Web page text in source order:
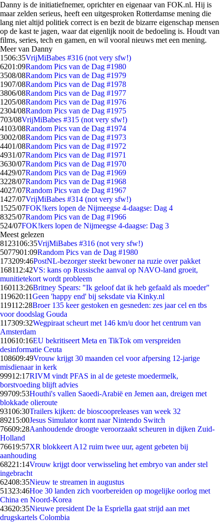
Danny is de initiatiefnemer, oprichter en eigenaar van FOK.nl. Hij is
maar zelden serieus, heeft een uitgesproken Rotterdamse mening die
lang niet altijd politiek correct is en bezit de bizarre eigenschap mensen
op de kast te jagen, waar dat eigenlijk nooit de bedoeling is. Houdt van
films, series, tech en gamen, en wil vooral nieuws met een mening.
Meer van Danny
1506:35VrijMiBabes #316 (not very sfw!)
6201:09Random Pics van de Dag #1980
3508/08Random Pics van de Dag #1979
1907/08Random Pics van de Dag #1978
3806/08Random Pics van de Dag #1977
1205/08Random Pics van de Dag #1976
2304/08Random Pics van de Dag #1975
703/08VrijMiBabes #315 (not very sfw!)
4103/08Random Pics van de Dag #1974
3002/08Random Pics van de Dag #1973
4401/08Random Pics van de Dag #1972
4931/07Random Pics van de Dag #1971
3630/07Random Pics van de Dag #1970
4429/07Random Pics van de Dag #1969
3228/07Random Pics van de Dag #1968
4027/07Random Pics van de Dag #1967
1427/07VrijMiBabes #314 (not very sfw!)
1525/07FOK!kers lopen de Nijmeegse 4-daagse: Dag 4
8325/07Random Pics van de Dag #1966
524/07FOK!kers lopen de Nijmeegse 4-daagse: Dag 3
Meest gelezen
8123106:35VrijMiBabes #316 (not very sfw!)
5077901:09Random Pics van de Dag #1980
173209:46PostNL-bezorger steekt bewoner na ruzie over pakket
168112:42VS: kans op Russische aanval op NAVO-land groeit,
munitietekort wordt probleem
160113:26Britney Spears: "Ik geloof dat ik heb gefaald als moeder"
119620:11Geen 'happy end' bij seksdate via Kinky.nl
119112:28Broer 135 keer gestoken en gesneden: zes jaar cel en tbs
voor doodslag Gouda
117309:32Wegpiraat scheurt met 146 km/u door het centrum van
Amsterdam
110610:16EU bekritiseert Meta en TikTok om verspreiden
desinformatie Ceuta
108609:49Vrouw krijgt 30 maanden cel voor afpersing 12-jarige
misdienaar in kerk
99912:17RIVM vindt PFAS in al de geteste moedermelk,
borstvoeding blijft advies
99709:53Houthi's vallen Saoedi-Arabië en Jemen aan, dreigen met
blokkade olieroute
93106:30Trailers kijken: de bioscoopreleases van week 32
89215:00Jesus Simulator komt naar Nintendo Switch
76609:28Aanhoudende droogte veroorzaakt scheuren in dijken Zuid-
Holland
76619:57XR blokkeert A12 ruim twee uur, agent gebeten bij
aanhouding
68221:14Vrouw krijgt door verwisseling het embryo van ander stel
ingebracht
62408:35Nieuw te streamen in augustus
51323:46Hoe 30 landen zich voorbereiden op mogelijke oorlog met
China en Noord-Korea
43620:35Nieuwe president De la Espriella gaat strijd aan met
drugskartels Colombia